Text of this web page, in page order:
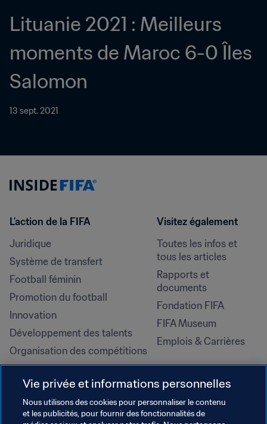
Lituanie 2021 : Meilleurs
moments de Maroc 6-0 Îles
Salomon
13 sept. 2021
L’action de la FIFA
Juridique
Système de transfert
Football féminin
Promotion du football
Innovation
Développement des talents
Organisation des compétitions
Développement durable
Droits de l'homme et lutte contre
la discrimination
Santé et médical
Visitez également
Toutes les infos et
tous les articles
Rapports et
documents
Fondation FIFA
FIFA Museum
Emplois & Carrières
Vie privée et informations personnelles
Nous utilisons des cookies pour personnaliser le contenu
et les publicités, pour fournir des fonctionnalités de